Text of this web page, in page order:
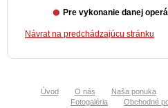
Pre vykonanie danej
Návrat na predchádzajúcu stránku
Úvod O nás Naša ponuka
Fotogaléria
Obchodné